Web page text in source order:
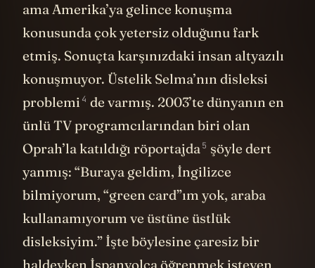
ama Amerika’ya gelince konuşma
konusunda çok yetersiz olduğunu fark
etmiş. Sonuçta karşınızdaki insan altyazılı
konuşmuyor. Üstelik Selma’nın disleksi
problemi 4 de varmış. 2003’te dünyanın en
ünlü TV programcılarından biri olan
Oprah’la katıldığı röportajda5 şöyle dert
yanmış: “Buraya geldim, İngilizce
bilmiyorum, “green card”ım yok, araba
kullanamıyorum ve üstüne üstlük
disleksiyim.” İşte böylesine çaresiz bir
haldeyken İspanyolca öğrenmek isteyen